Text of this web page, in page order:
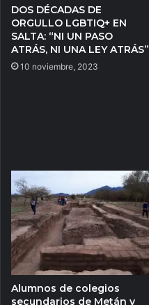
DOS DÉCADAS DE
ORGULLO LGBTIQ+ EN
SALTA: “NI UN PASO
ATRÁS, NI UNA LEY ATRÁS”
10 noviembre, 2023
Alumnos de colegios
secundarios de Metán y